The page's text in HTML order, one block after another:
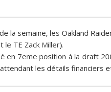
la semaine, les Oakland
le TE Zack Miller).
en 7eme position à la draft
les détails financiers